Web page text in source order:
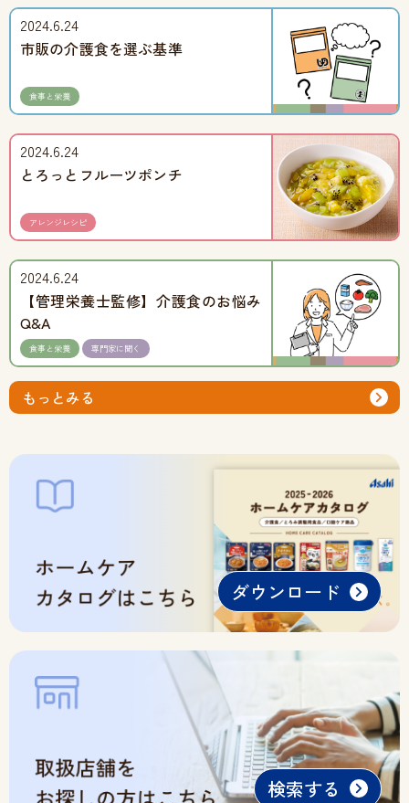
2024.6.24
市販の介護食を選ぶ基準
食事と栄養
2024.6.24
とろっとフルーツポンチ
アレンジレシピ
2024.6.24
【管理栄養士監修】介護食のお悩み
Q&A
食事と栄養 専門家に聞く
もっとみる
ダウンロード
検索する